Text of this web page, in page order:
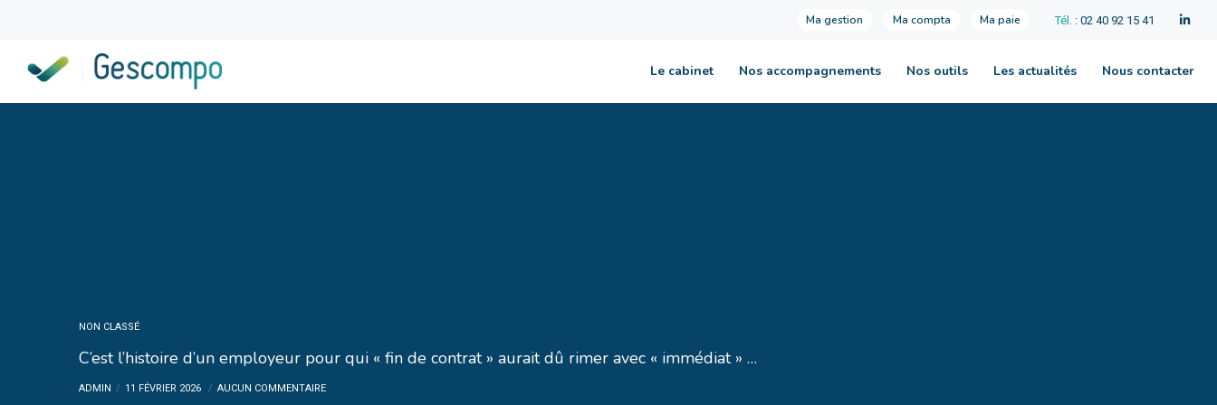
Ma gestion Ma compta Ma paie Tél. : 02 40 92 15 41
Le cabinet Nos accompagnements Nos outils Les actualités Nous contacter
NON CLASSÉ
C’est l’histoire d’un employeur pour qui « fin de contrat » aurait dû rimer avec « immédiat » …
ADMIN 11 FÉVRIER 2026 AUCUN COMMENTAIRE